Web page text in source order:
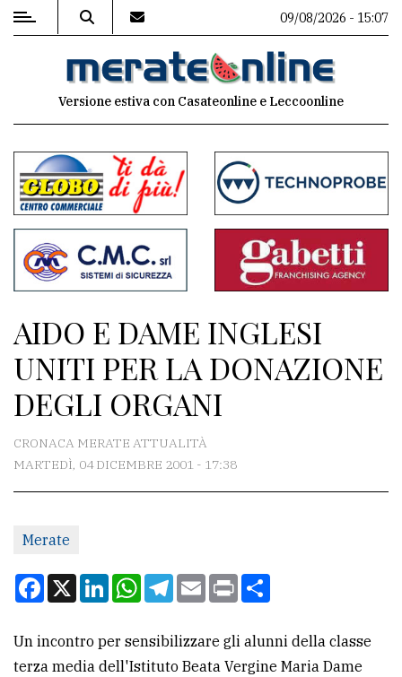
MENU
commenti
Contenuti
del
sito
Associazioni
Meteo
CONTATTI
Scrivici
Per
la
pubblicità
09/08/2026 - 15:07
Versione estiva con Casateonline e Leccoonline
AIDO E DAME INGLESI
UNITI PER LA DONAZIONE
DEGLI ORGANI
CRONACA MERATE ATTUALITÀ
MARTEDÌ, 04 DICEMBRE 2001 - 17:38
Merate
Facebook
X LinkedInWhatsApp
Telegram
EmailPrint
Un incontro per sensibilizzare gli alunni della classe
terza media dell'Istituto Beata Vergine Maria Dame